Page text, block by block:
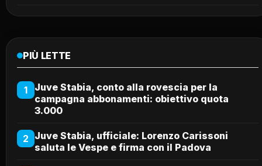
PIÙ LETTE
1
Juve Stabia, conto alla rovescia per la
campagna abbonamenti: obiettivo quota
3.000
2 Juve Stabia, ufficiale: Lorenzo Carissoni
saluta le Vespe e firma con il Padova